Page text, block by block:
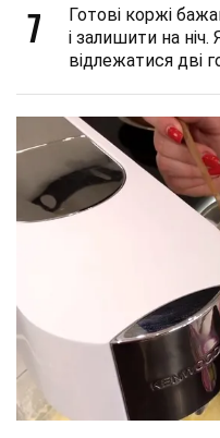
7
Готові коржі
і залишити на
відлежатися дві